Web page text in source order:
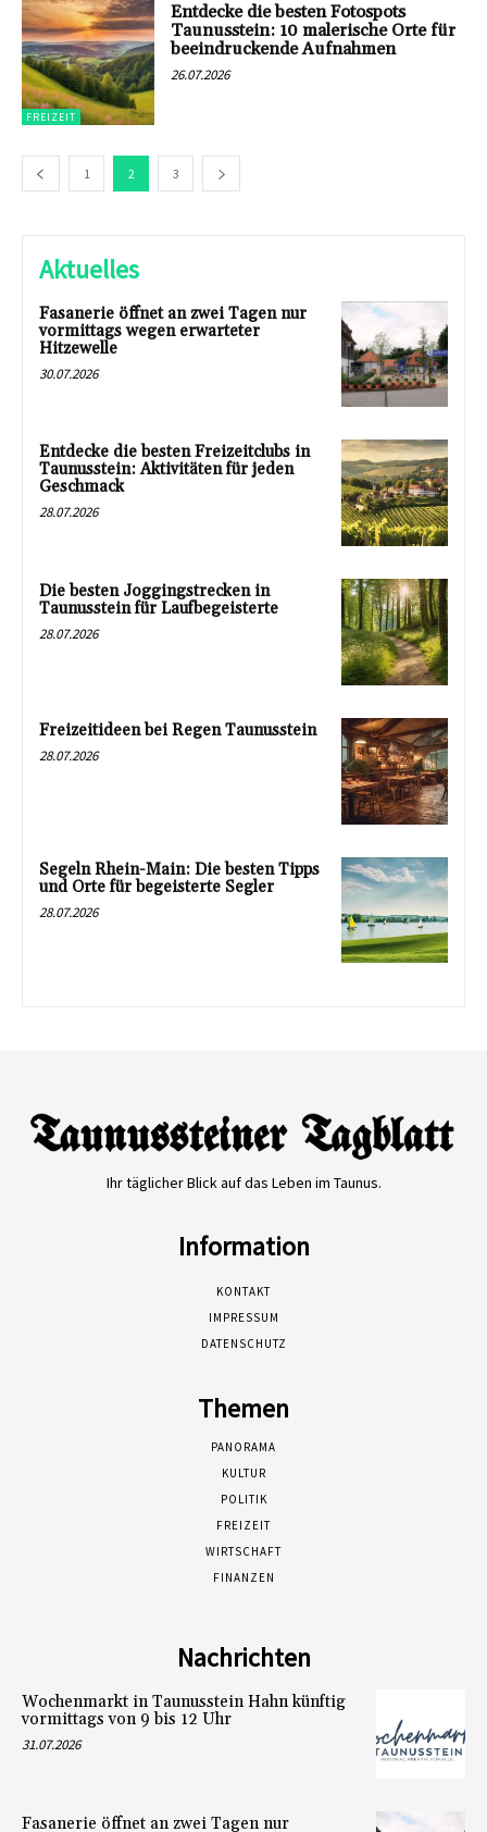
FREIZEIT
Entdecke die besten Fotospots
Taunusstein: 10 malerische Orte für
beeindruckende Aufnahmen
26.07.2026
1 2 3
Aktuelles
Fasanerie öffnet an zwei Tagen nur
vormittags wegen erwarteter
Hitzewelle
30.07.2026
Entdecke die besten Freizeitclubs in
Taunusstein: Aktivitäten für jeden
Geschmack
28.07.2026
Die besten Joggingstrecken in
Taunusstein für Laufbegeisterte
28.07.2026
Freizeitideen bei Regen Taunusstein
28.07.2026
Segeln Rhein-Main: Die besten Tipps
und Orte für begeisterte Segler
28.07.2026
Ihr täglicher Blick auf das Leben im Taunus.
Information
KONTAKT
IMPRESSUM
DATENSCHUTZ
Themen
PANORAMA
KULTUR
POLITIK
FREIZEIT
WIRTSCHAFT
FINANZEN
Nachrichten
Wochenmarkt in Taunusstein Hahn künftig
vormittags von 9 bis 12 Uhr
31.07.2026
Fasanerie öffnet an zwei Tagen nur